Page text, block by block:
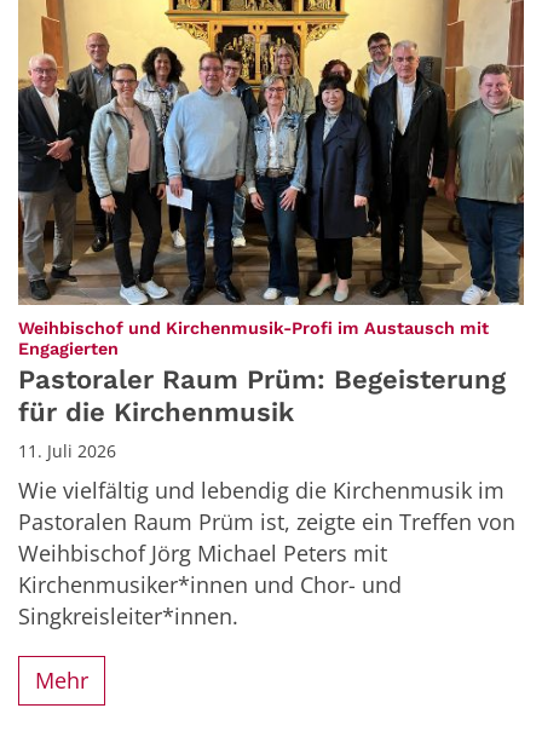
Weihbischof und Kirchenmusik-Profi im Austausch mit
Engagierten
Pastoraler Raum Prüm: Begeisterung
für die Kirchenmusik
11. Juli 2026
Wie vielfältig und lebendig die Kirchenmusik im
Pastoralen Raum Prüm ist, zeigte ein Treffen von
Weihbischof Jörg Michael Peters mit
Kirchenmusiker*innen und Chor- und
Singkreisleiter*innen.
Mehr